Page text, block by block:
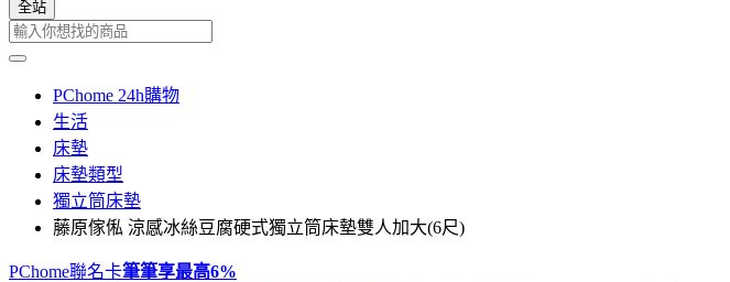
全站
PChome 24h購物
生活
床墊
床墊類型
獨立筒床墊
藤原傢俬 涼感冰絲豆腐硬式獨立筒床墊雙人加大(6尺)
PChome聯名卡筆筆享最高6%